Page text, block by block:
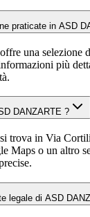
una selezione
più
Come raggiungere ASD DANZARTE ?
trova in Via
Maps o un altro